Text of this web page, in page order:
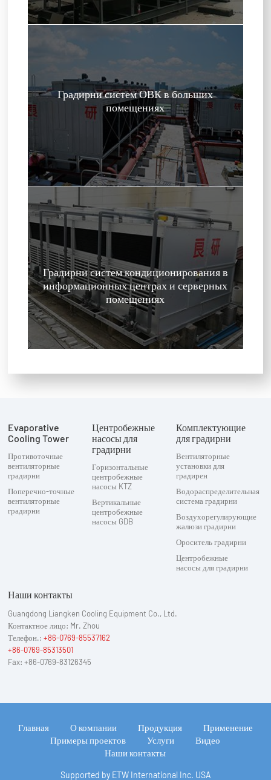
Градирни систем ОВК в больших
помещениях
Градирни систем кондиционирования в
информационных центрах и серверных
помещениях
Evaporative
Cooling Tower
Противоточные
вентиляторные
градирни
Поперечно-точные
вентиляторные
градирни
Центробежные
насосы для
градирни
Горизонтальные
центробежные
насосы KTZ
Вертикальные
центробежные
насосы GDB
Комплектующие
для градирни
Вентиляторные
установки для
градирен
Водораспределительная
система градирни
Воздухорегулирующие
жалюзи градирни
Ороситель градирни
Центробежные
насосы для градирни
Наши контакты
Guangdong Liangken Cooling Equipment Co., Ltd.
Контактное лицо: Mr. Zhou
Телефон.:+86-0769-85537162
+86-0769-85313501
Fax: +86-0769-83126345
Главная О компании Продукция
Применение
Примеры проектов
Услуги
Видео
Наши контакты
Supported by ETW International Inc. USA